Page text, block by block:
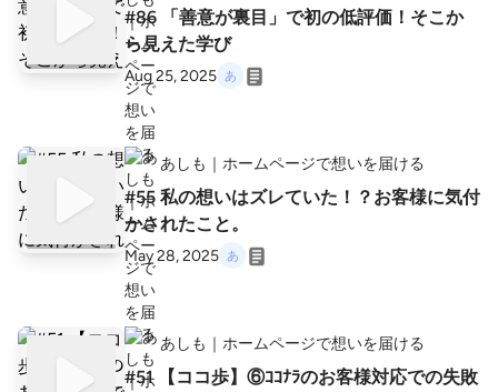
#86 「善意が裏目」で初の低評価！そこか
ら見えた学び
Aug 25, 2025
あしも｜ホームページで想いを届ける
#55 私の想いはズレていた！？お客様に気付
かされたこと。
May 28, 2025
あしも｜ホームページで想いを届ける
#51 【ココ歩】⑥ｺｺﾅﾗのお客様対応での失敗